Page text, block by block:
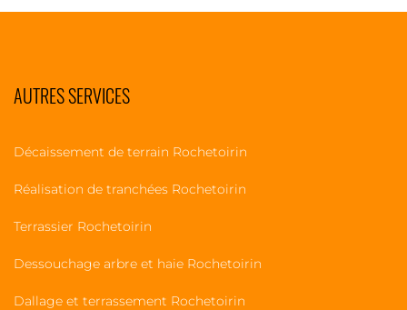
AUTRES SERVICES
Décaissement de terrain Rochetoirin
Réalisation de tranchées Rochetoirin
Terrassier Rochetoirin
Dessouchage arbre et haie Rochetoirin
Dallage et terrassement Rochetoirin